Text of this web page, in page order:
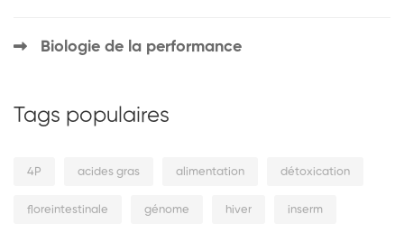
Biologie de la performance
Tags populaires
4P acides gras alimentation détoxication
floreintestinale génome hiver inserm